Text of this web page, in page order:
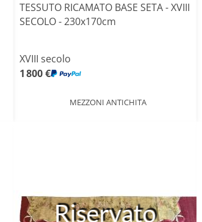
TESSUTO RICAMATO BASE SETA - XVIII
SECOLO - 230x170cm
XVIII secolo
1 800 €
MEZZONI ANTICHITA
Riservato